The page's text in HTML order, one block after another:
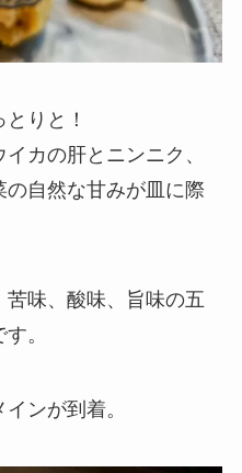
りと！
カの肝とニンニク、
自然な甘みが皿に際
味、酸味、旨味の五
。
ンが到着。